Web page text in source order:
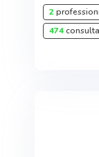
2
474